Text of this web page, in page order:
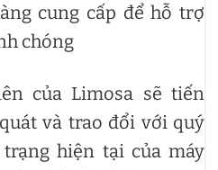
cung cấp để hỗ trợ
chóng
của Limosa sẽ tiến
và trao đổi với quý
hiện tại của máy